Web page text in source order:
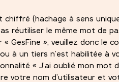
(hachage à sens
réutiliser le même mot de
GesFine », veuillez donc le
à un tiers n’est habilitée à
« J’ai oublié mon mot
votre nom d’utilisateur et